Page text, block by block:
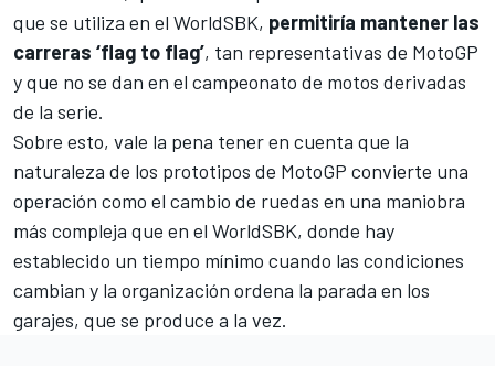
que se utiliza en el WorldSBK, permitiría mantener las
carreras ‘flag to flag’, tan representativas de MotoGP
y que no se dan en el campeonato de motos derivadas
de la serie.
Sobre esto, vale la pena tener en cuenta que la
naturaleza de los prototipos de MotoGP convierte una
operación como el cambio de ruedas en una maniobra
más compleja que en el WorldSBK, donde hay
establecido un tiempo mínimo cuando las condiciones
cambian y la organización ordena la parada en los
garajes, que se produce a la vez.